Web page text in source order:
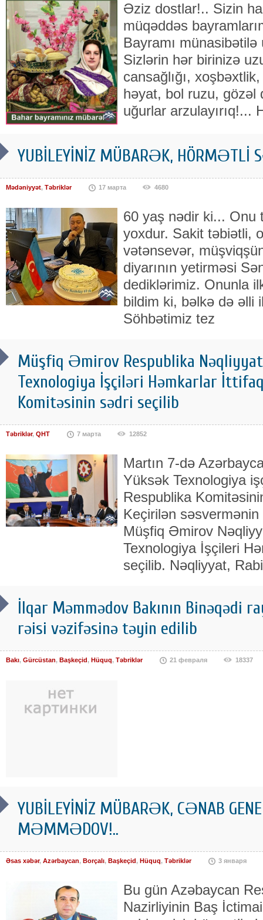
Əziz dostlar!.. Sizin
müqəddəs
Bayramı
Sizlərin hər birinizə
cansağlığı,
həyat, bol ruzu, gözəl
uğurlar arzulayırıq!...
YUBİLEYİNİZ MÜBARƏK, HÖRMƏTLİ
Mədəniyyət, Təbriklər 17 марта 4680
60 yaş nədir ki... Onu
yoxdur. Sakit təbiətli,
vətənsevər,
diyarının yetirməsi
dediklərimiz. Onunla
bildim ki, bəlkə də əlli
Söhbətimiz tez
Müşfiq Əmirov Respublika
Texnologiya İşçiləri Həmkarlar
Komitəsinin sədri seçilib
Təbriklər, QHT 7 марта 12852
Martın 7-də
Yüksək Texnologiya
Respublika
Keçirilən
Müşfiq Əmirov
Texnologiya İşçileri
seçilib. Nəqliyyat,
İlqar Məmmədov Bakının Binəqədi
rəisi vəzifəsinə təyin edilib
Bakı, Gürcüstan, Başkeçid, Hüquq, Təbriklər 21 февраля 18337
YUBİLEYİNİZ MÜBARƏK, CƏNAB
MƏMMƏDOV!..
Əsas xəbər, Azərbaycan, Borçalı, Başkeçid, Hüquq, Təbriklər 3 января
Bu gün Azəbaycan
Nazirliyinin Baş